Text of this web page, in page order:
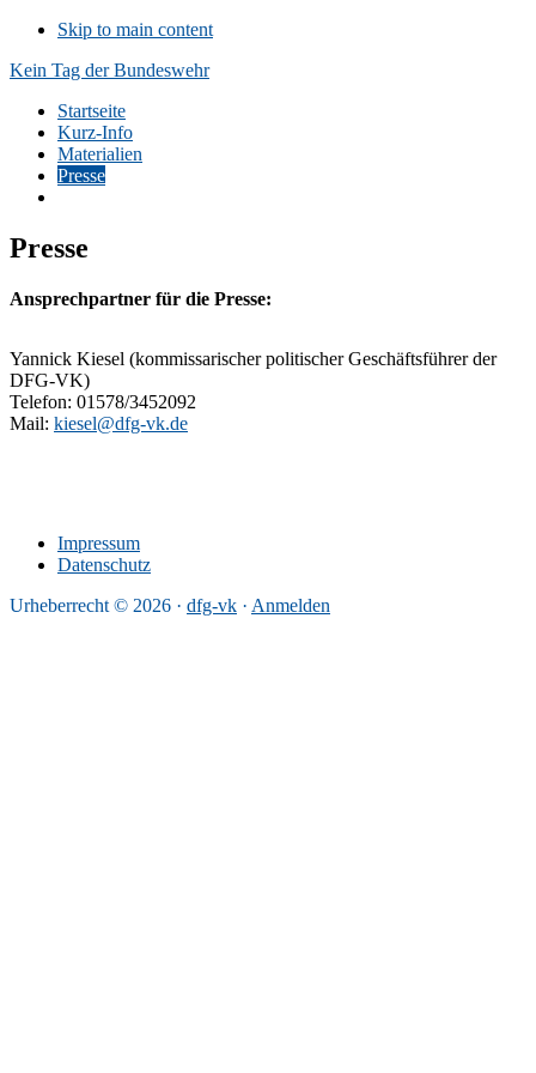
Skip to main content
Kein Tag der Bundeswehr
Startseite
Kurz-Info
Materialien
Presse
Presse
Ansprechpartner für die Presse:
Yannick Kiesel (kommissarischer politischer Geschäftsführer der
DFG-VK)
Telefon: 01578/3452092
Mail: kiesel@dfg-vk.de
Impressum
Datenschutz
Urheberrecht © 2026 · dfg-vk · Anmelden